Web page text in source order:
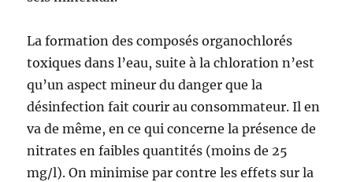
La formation des composés organochlorés
toxiques dans l’eau, suite à la chloration n’est
qu’un aspect mineur du danger que la
désinfection fait courir au consommateur. Il en
va de même, en ce qui concerne la présence de
nitrates en faibles quantités (moins de 25
mg/l). On minimise par contre les effets sur la